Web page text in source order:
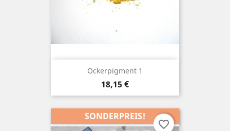
Ockerpigment 1
Preis
18,15 €
SONDERPREIS!
favorite_border